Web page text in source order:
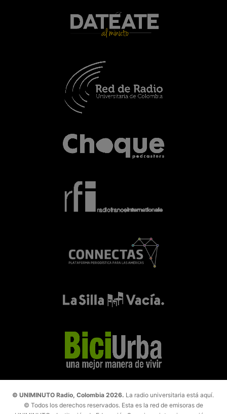
© UNIMINUTO Radio, Colombia 2026. La radio universitaria está aquí.
© Todos los derechos reservados. Esta es la red de emisoras de